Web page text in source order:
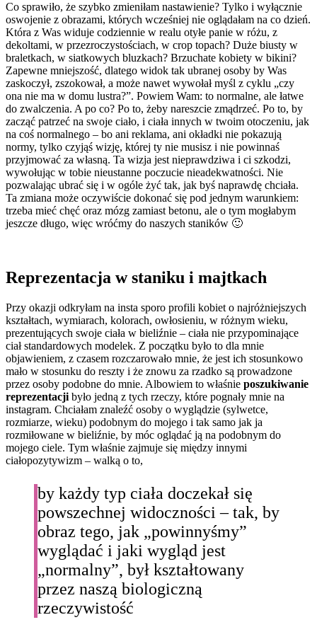
Co sprawiło, że szybko zmieniłam nastawienie? Tylko i wyłącznie
oswojenie z obrazami, których wcześniej nie oglądałam na co dzień.
Która z Was widuje codziennie w realu otyłe panie w różu, z
dekoltami, w przezroczystościach, w crop topach? Duże biusty w
braletkach, w siatkowych bluzkach? Brzuchate kobiety w bikini?
Zapewne mniejszość, dlatego widok tak ubranej osoby by Was
zaskoczył, zszokował, a może nawet wywołał myśl z cyklu „czy
ona nie ma w domu lustra?”. Powiem Wam: to normalne, ale łatwe
do zwalczenia. A po co? Po to, żeby nareszcie zmądrzeć. Po to, by
zacząć patrzeć na swoje ciało, i ciała innych w twoim otoczeniu, jak
na coś normalnego – bo ani reklama, ani okładki nie pokazują
normy, tylko czyjąś wizję, której ty nie musisz i nie powinnaś
przyjmować za własną. Ta wizja jest nieprawdziwa i ci szkodzi,
wywołując w tobie nieustanne poczucie nieadekwatności. Nie
pozwalając ubrać się i w ogóle żyć tak, jak byś naprawdę chciała.
Ta zmiana może oczywiście dokonać się pod jednym warunkiem:
trzeba mieć chęć oraz mózg zamiast betonu, ale o tym mogłabym
jeszcze długo, więc wróćmy do naszych staników 🙂
Reprezentacja w staniku i majtkach
Przy okazji odkryłam na insta sporo profili kobiet o najróżniejszych
kształtach, wymiarach, kolorach, owłosieniu, w różnym wieku,
prezentujących swoje ciała w bieliźnie – ciała nie przypominające
ciał standardowych modelek. Z początku było to dla mnie
objawieniem, z czasem rozczarowało mnie, że jest ich stosunkowo
mało w stosunku do reszty i że znowu za rzadko są prowadzone
przez osoby podobne do mnie. Albowiem to właśnie poszukiwanie
reprezentacji było jedną z tych rzeczy, które pognały mnie na
instagram. Chciałam znaleźć osoby o wyglądzie (sylwetce,
rozmiarze, wieku) podobnym do mojego i tak samo jak ja
rozmiłowane w bieliźnie, by móc oglądać ją na podobnym do
mojego ciele. Tym właśnie zajmuje się między innymi
ciałopozytywizm – walką o to,
by każdy typ ciała doczekał się
powszechnej widoczności – tak, by
obraz tego, jak „powinnyśmy”
wyglądać i jaki wygląd jest
„normalny”, był kształtowany
przez naszą biologiczną
rzeczywistość